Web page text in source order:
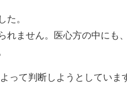
。
れません。医心方の中にも
って判断しようとしていま